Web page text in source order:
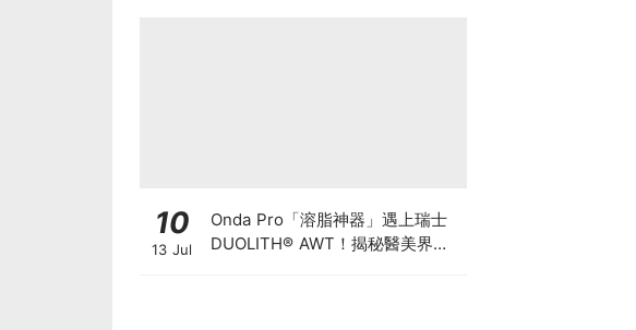
10
13 Jul
Onda Pro「溶脂神器」遇上瑞士
DUOLITH® AWT！揭秘醫美界悄